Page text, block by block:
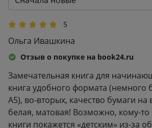
2
1
5
Ольга Ивашкина
Отзыв о покупке на book24.ru
Замечательная книга для
книга удобного формата (немного
А5), во-вторых, качество бумаги на
белая, матовая! Возможно, кому-
книги покажется «детским» из-за